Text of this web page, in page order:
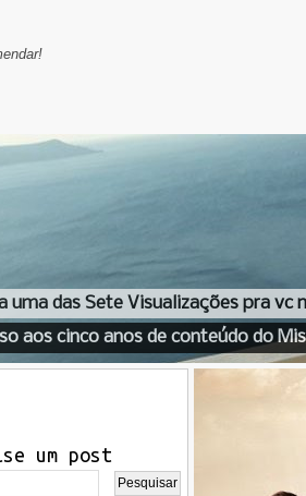
uma das Sete Visualizações pra vc
aos cinco anos de conteúdo do
um post